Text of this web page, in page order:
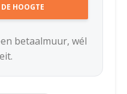
betaalmuur, wél